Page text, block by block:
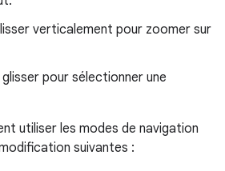
verticalement pour zoomer sur
pour sélectionner une
utiliser les modes de navigation
suivantes :